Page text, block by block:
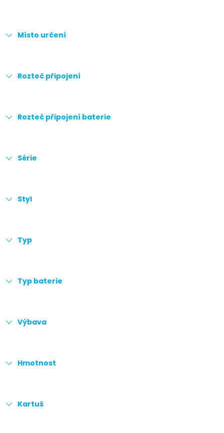
Místo určení
Rozteč připojení
Rozteč připojení baterie
Série
Styl
Typ
Typ baterie
Výbava
Hmotnost
Kartuš